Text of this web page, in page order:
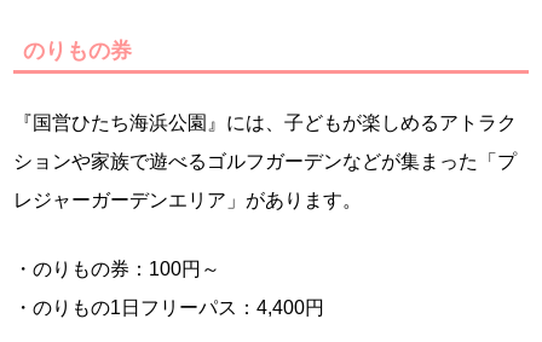
のりもの券
『国営ひたち海浜公園』には、子どもが楽しめるアトラク
ションや家族で遊べるゴルフガーデンなどが集まった「プ
レジャーガーデンエリア」があります。
・のりもの券：100円～
・のりもの1日フリーパス：4,400円